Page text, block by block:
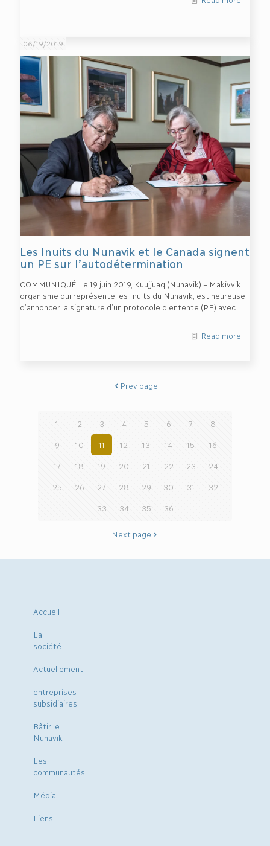
06/19/2019
Les Inuits du Nunavik et le Canada signent
un PE sur l’autodétermination
COMMUNIQUÉ Le 19 juin 2019, Kuujjuaq (Nunavik) – Makivvik,
organisme qui représente les Inuits du Nunavik, est heureuse
d’annoncer la signature d’un protocole d’entente (PE) avec[…]
Read more
Prev page
1 2 3 4 5 6 7 8
9 10 11 12 13 14 15 16
17 18 19 20 21 22 23 24
25 26 27 28 29 30 31 32
33 34 35 36
Next page
Accueil
La
société
Actuellement
entreprises
subsidiaires
Bâtir le
Nunavik
Les
communautés
Média
Liens